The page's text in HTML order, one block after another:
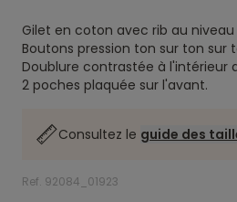
Gilet en coton avec rib au niveau
Boutons pression ton sur ton sur
Doublure contrastée à l'intérieur
2 poches plaquée sur l'avant.
Consultez le guide des
Ref. 92084_01923